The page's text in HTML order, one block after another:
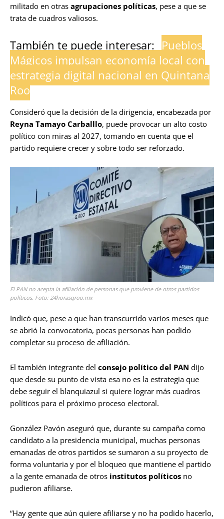
militado en otras agrupaciones políticas, pese a que se
trata de cuadros valiosos.
También te puede interesar: Pueblos
Mágicos impulsan economía local con
estrategia digital nacional en Quintana
Roo
Consideró que la decisión de la dirigencia, encabezada por
Reyna Tamayo Carballlo, puede provocar un alto costo
político con miras al 2027, tomando en cuenta que el
partido requiere crecer y sobre todo ser reforzado.
El PAN no acepta la afiliación de personas que proviene de otros partidos
políticos. Foto: 24horasqroo.mx
Indicó que, pese a que han transcurrido varios meses que
se abrió la convocatoria, pocas personas han podido
completar su proceso de afiliación.
El también integrante del consejo político del PAN dijo
que desde su punto de vista esa no es la estrategia que
debe seguir el blanquiazul si quiere lograr más cuadros
políticos para el próximo proceso electoral.
González Pavón aseguró que, durante su campaña como
candidato a la presidencia municipal, muchas personas
emanadas de otros partidos se sumaron a su proyecto de
forma voluntaria y por el bloqueo que mantiene el partido
a la gente emanada de otros institutos políticos no
pudieron afiliarse.
“Hay gente que aún quiere afiliarse y no ha podido hacerlo,